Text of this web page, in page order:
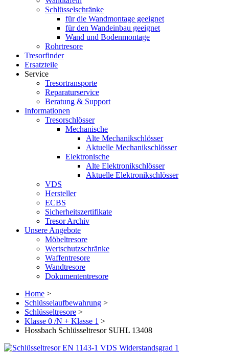
Schlüsselschränke
für die Wandmontage geeignet
für den Wandeinbau geeignet
Wand und Bodenmontage
Rohrtresore
Tresorfinder
Ersatzteile
Service
Tresortransporte
Reparaturservice
Beratung & Support
Informationen
Tresorschlösser
Mechanische
Alte Mechanikschlösser
Aktuelle Mechanikschlösser
Elektronische
Alte Elektronikschlösser
Aktuelle Elektronikschlösser
VDS
Hersteller
ECBS
Sicherheitszertifikate
Tresor Archiv
Unsere Angebote
Möbeltresore
Wertschutzschränke
Waffentresore
Wandtresore
Dokumententresore
Home >
Schlüsselaufbewahrung >
Schlüsseltresore >
Klasse 0 /N + Klasse 1 >
Hossbach Schlüsseltresor SUHL 13408